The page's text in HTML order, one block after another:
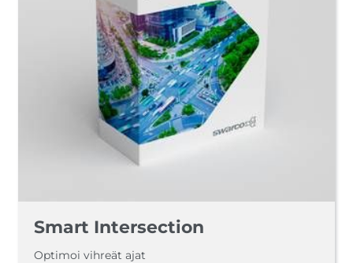
Smart Intersection
Optimoi vihreät ajat